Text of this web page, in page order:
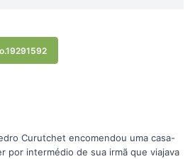
Curutchet encomendou uma casa-
por intermédio de sua irmã que viajava